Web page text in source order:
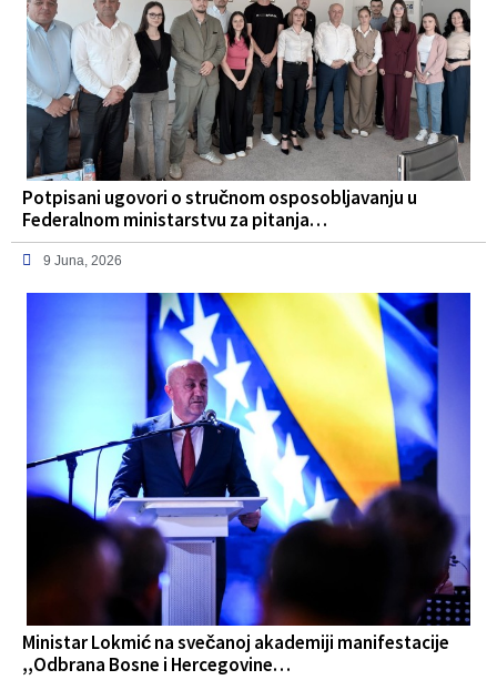
Potpisani ugovori o stručnom osposobljavanju u
Federalnom ministarstvu za pitanja…
9 Juna, 2026
Ministar Lokmić na svečanoj akademiji manifestacije
,,Odbrana Bosne i Hercegovine…